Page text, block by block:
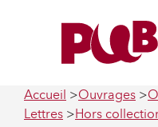
Accueil Ouvrages
Lettres
Hors